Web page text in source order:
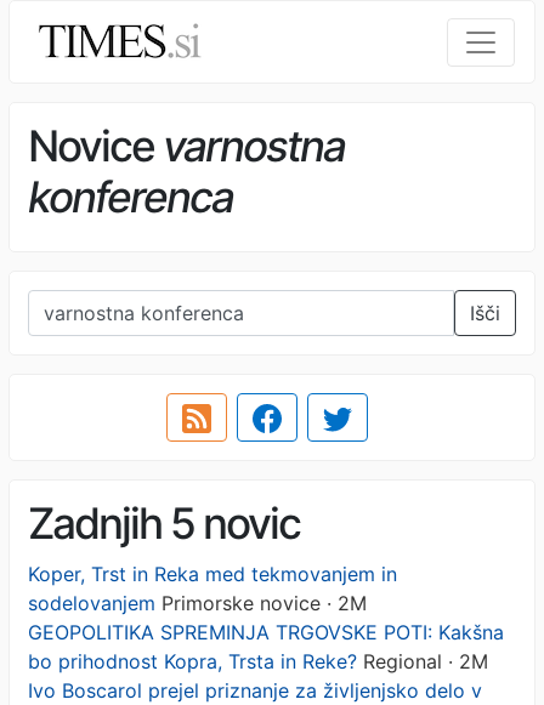
Novice varnostna
konferenca
Išči
Zadnjih 5 novic
Koper, Trst in Reka med tekmovanjem in
sodelovanjem Primorske novice · 2M
GEOPOLITIKA SPREMINJA TRGOVSKE POTI: Kakšna
bo prihodnost Kopra, Trsta in Reke? Regional · 2M
Ivo Boscarol prejel priznanje za življenjsko delo v